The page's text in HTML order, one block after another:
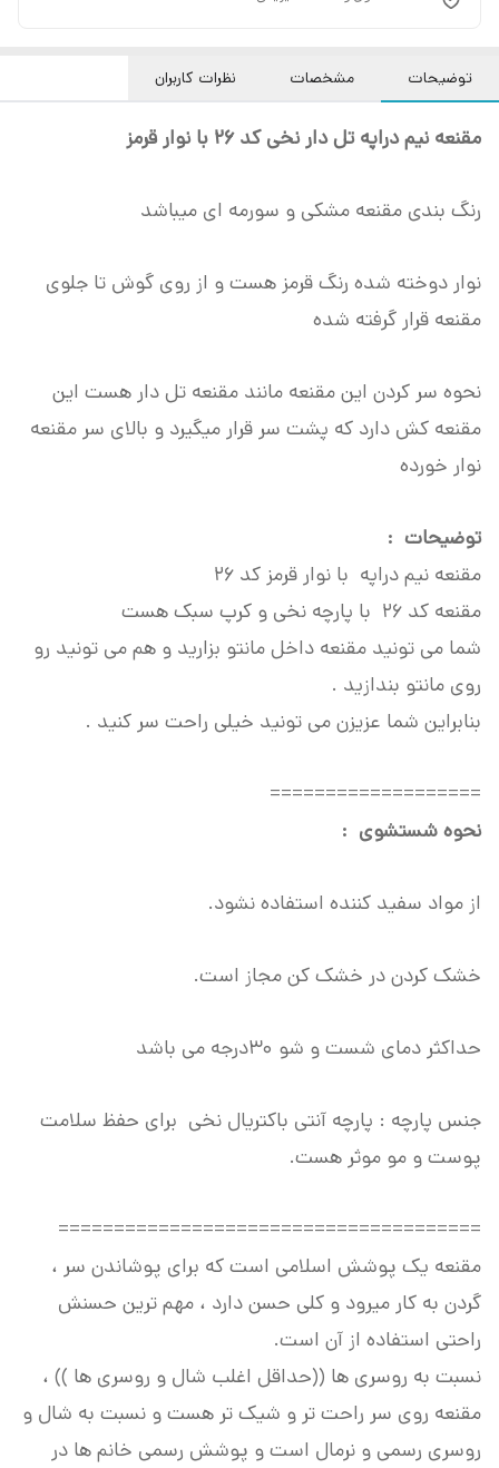
توضیحات مشخصات نظرات کاربران
مقنعه نیم دراپه تل دار نخی کد 26 با نوار قرمز
رنگ بندی مقنعه مشکی و سورمه ای میباشد
نوار دوخته شده رنگ قرمز هست و از روی گوش تا جلوی
مقنعه قرار گرفته شده
نحوه سر کردن این مقنعه مانند مقنعه تل دار هست این
مقنعه کش دارد که پشت سر قرار میگیرد و بالای سر مقنعه
نوار خورده
توضیحات :
مقنعه نیم دراپه با نوار قرمز کد 26
مقنعه کد 26 با پارچه نخی و کرپ سبک هست
شما می تونید مقنعه داخل مانتو بزارید و هم می تونید رو
روی مانتو بندازید .
بنابراین شما عزیزن می تونید خیلی راحت سر کنید .
===================
نحوه شستشوی :
از مواد سفید کننده استفاده نشود.
خشک کردن در خشک کن مجاز است.
حداکثر دمای شست و شو ۳۰درجه می باشد
جنس پارچه : پارچه آنتی باکتریال نخی برای حفظ سلامت
پوست و مو موثر هست.
======================================
مقنعه یک پوشش اسلامی است که برای پوشاندن سر ،
گردن به کار میرود و کلی حسن دارد ، مهم ترین حسنش
راحتی استفاده از آن است.
نسبت به روسری ها ((حداقل اغلب شال و روسری ها )) ،
مقنعه روی سر راحت تر و شیک تر هست و نسبت به شال و
روسری رسمی و نرمال است و پوشش رسمی خانم ها در